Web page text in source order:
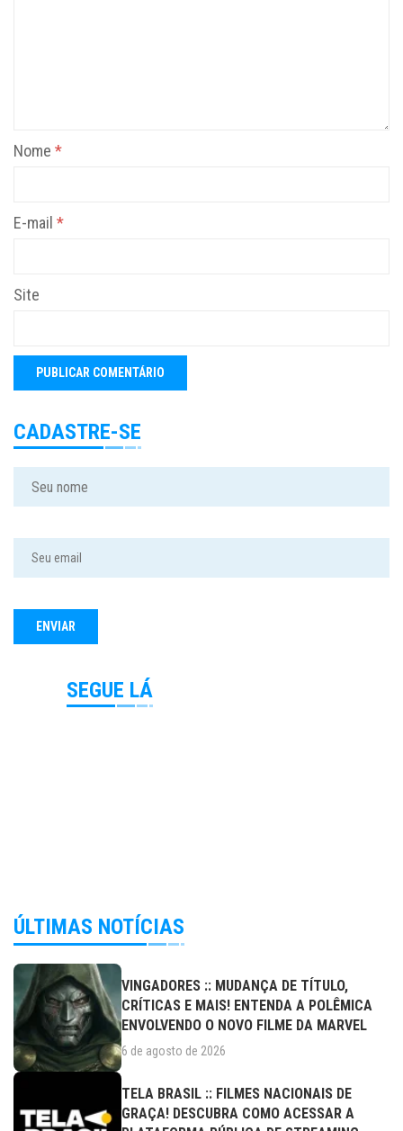
Nome *
E-mail *
Site
CADASTRE-SE
SEGUE LÁ
ÚLTIMAS NOTÍCIAS
VINGADORES :: MUDANÇA DE TÍTULO,
CRÍTICAS E MAIS! ENTENDA A POLÊMICA
ENVOLVENDO O NOVO FILME DA MARVEL
6 de agosto de 2026
TELA BRASIL :: FILMES NACIONAIS DE
GRAÇA! DESCUBRA COMO ACESSAR A